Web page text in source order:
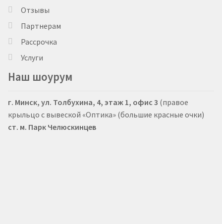
Отзывы
Партнерам
Рассрочка
Услуги
Наш шоурум
г. Минск, ул. Толбухина, 4, этаж 1, офис 3 (правое
крыльцо с вывеской «Оптика» (большие красные очки)
ст. м. Парк Челюскинцев